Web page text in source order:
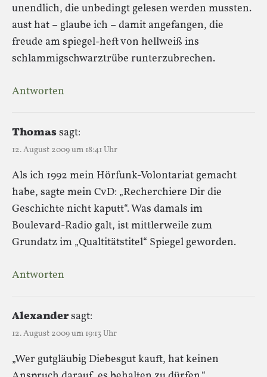
unendlich, die unbedingt gelesen werden mussten.
aust hat – glaube ich – damit angefangen, die
freude am spiegel-heft von hellweiß ins
schlammigschwarztrübe runterzubrechen.
Antworten
Thomassagt:
12. August 2009 um 18:41 Uhr
Als ich 1992 mein Hörfunk-Volontariat gemacht
habe, sagte mein CvD: „Recherchiere Dir die
Geschichte nicht kaputt“. Was damals im
Boulevard-Radio galt, ist mittlerweile zum
Grundatz im „Qualtitätstitel“ Spiegel geworden.
Antworten
Alexandersagt:
12. August 2009 um 19:13 Uhr
„Wer gutgläubig Diebesgut kauft, hat keinen